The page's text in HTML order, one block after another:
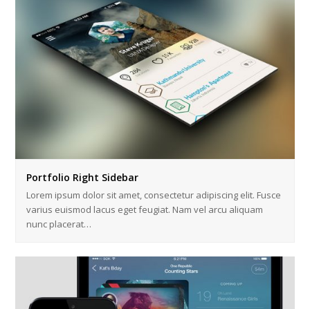
Portfolio Right Sidebar
Lorem ipsum dolor sit amet, consectetur adipiscing elit. Fusce
varius euismod lacus eget feugiat. Nam vel arcu aliquam
nunc placerat…